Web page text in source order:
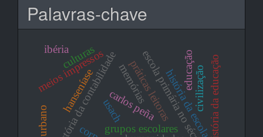
Palavras-chave
escola primária no século xx
grupos escolares
memórias
carlos peña
história da contabilidade
usach história da educação
meios impressos história da escola
civilização
educação
hanseníase práticas leitoras
culturas
ibéria